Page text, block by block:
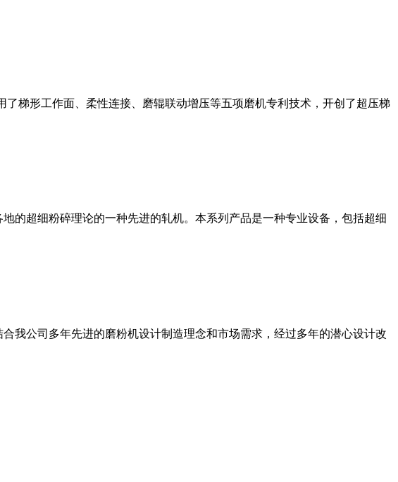
梯形工作面、柔性连接、磨辊联动增压等五项磨机专利技术，开创了超压梯
的超细粉碎理论的一种先进的轧机。本系列产品是一种专业设备，包括超细
我公司多年先进的磨粉机设计制造理念和市场需求，经过多年的潜心设计改